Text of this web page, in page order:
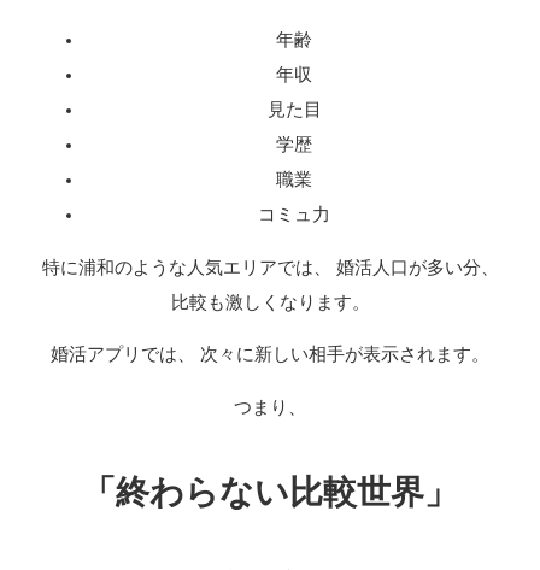
年齢
年収
見た目
学歴
職業
コミュ力
特に浦和のような人気エリアでは、 婚活人口が多い分、
比較も激しくなります。
婚活アプリでは、 次々に新しい相手が表示されます。
つまり、
「終わらない比較世界」